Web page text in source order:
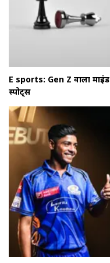
E sports: Gen Z वाला माइंड
स्पोर्ट्स